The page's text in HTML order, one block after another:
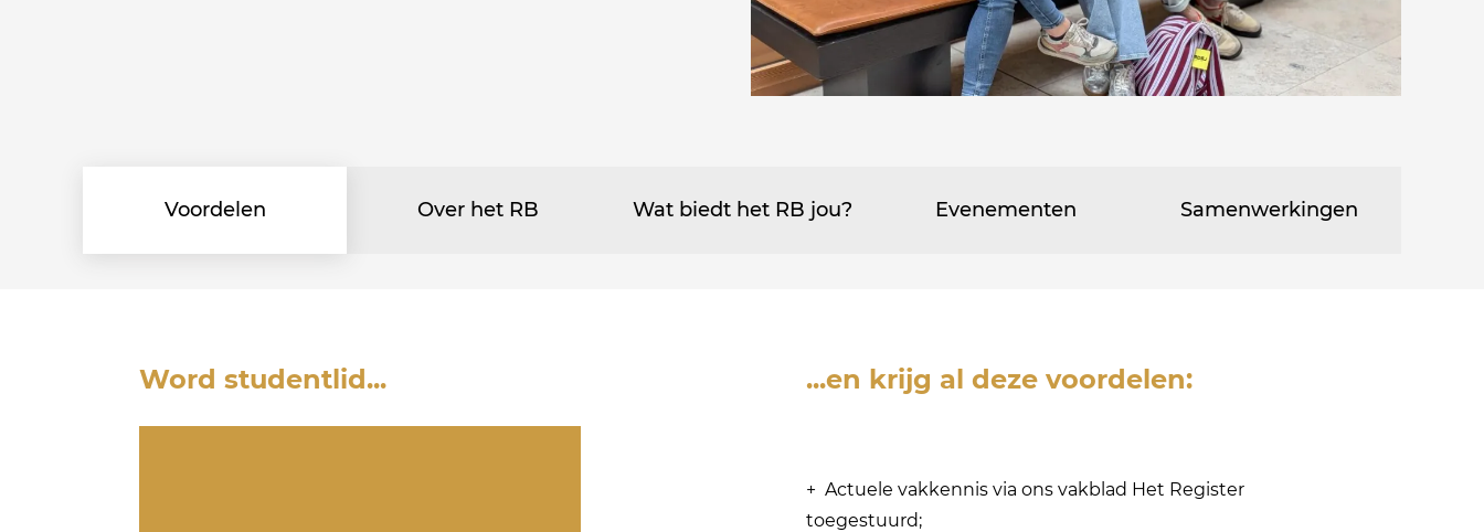
Voordelen Over het RB Wat biedt het RB jou? Evenementen Samenwerkingen
Word studentlid... ...en krijg al deze voordelen:
+ Actuele vakkennis via ons vakblad Het Register
toegestuurd;